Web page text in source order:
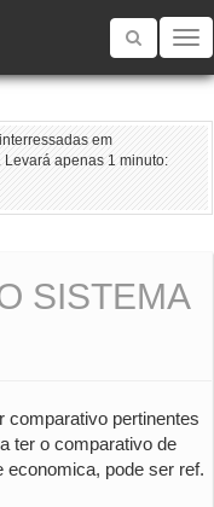
Toggle
em
apenas 1 minuto:
SISTEMA
comparativo pertinentes
ter o comparativo de
economica, pode ser ref.